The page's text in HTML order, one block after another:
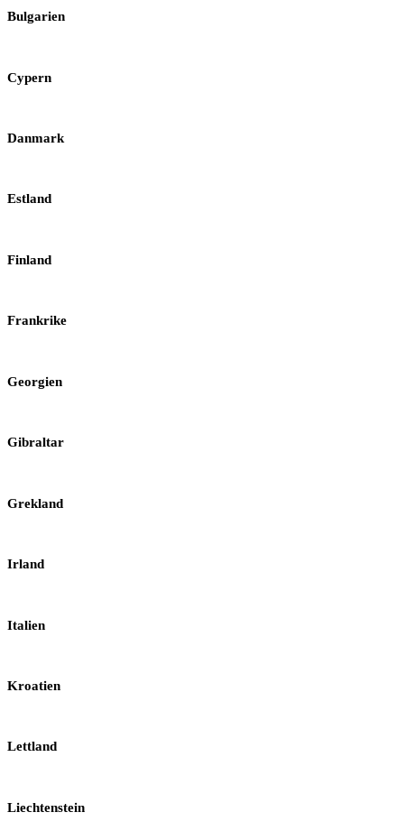
Bulgarien
Cypern
Danmark
Estland
Finland
Frankrike
Georgien
Gibraltar
Grekland
Irland
Italien
Kroatien
Lettland
Liechtenstein